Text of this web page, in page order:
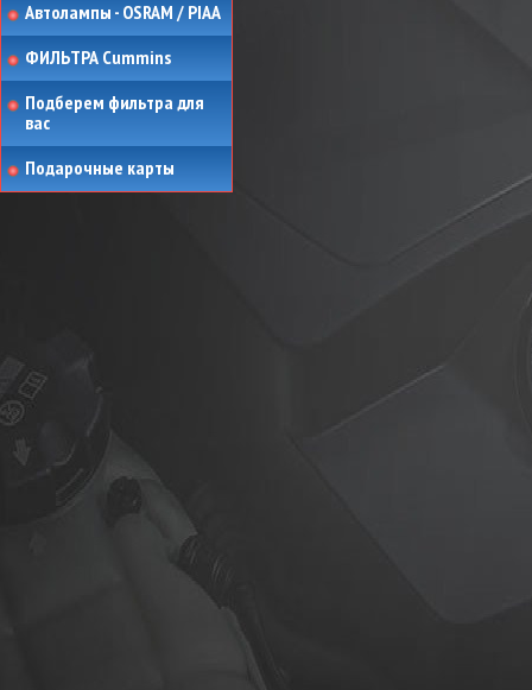
Автолампы - OSRAM / PIAA
ФИЛЬТРА Cummins
Подберем фильтра для
вас
Подарочные карты